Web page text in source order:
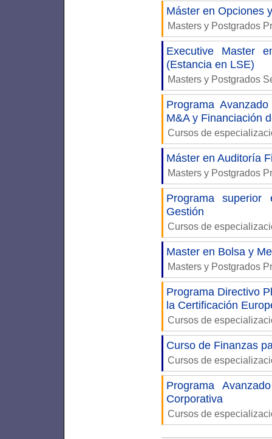
Máster en Opciones
Masters y Postgrados
Executive Master
(Estancia en LSE)
Masters y Postgrados
Programa
M&A y Financiación
Cursos de
Máster en Auditoría
Masters y Postgrados
Programa
Gestión
Cursos de
Master en Bolsa y
Masters y Postgrados
Programa Directivo
la Certificación
Cursos de
Curso de Finanzas
Cursos de
Programa
Corporativa
Cursos de